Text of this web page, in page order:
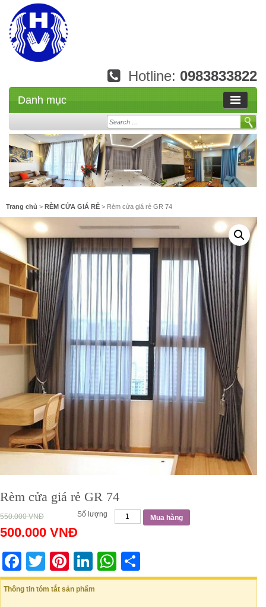
Hotline: 0983833822
Danh mục
Search
Trang chủ > RÈM CỬA GIÁ RẺ > Rèm cửa giá rẻ GR 74
Rèm cửa giá rẻ GR 74
550.000VNĐ
500.000 VNĐ
Số lượng Mua hàng
Facebook
TwitterPinterest
LinkedIn
WhatsApp
Thông tin tóm tắt sản phẩm